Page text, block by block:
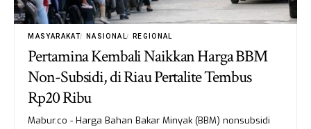
MASYARAKAT NASIONAL REGIONAL
Pertamina Kembali Naikkan Harga BBM
Non-Subsidi, di Riau Pertalite Tembus
Rp20 Ribu
Mabur.co - Harga Bahan Bakar Minyak (BBM) nonsubsidi